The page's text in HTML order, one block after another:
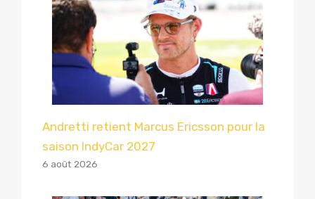
Andretti retient Marcus Ericsson pour la
saison IndyCar 2027
6 août 2026